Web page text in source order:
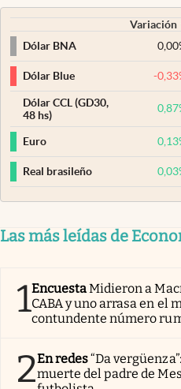
Variación
Dólar BNA
0,00
Dólar Blue -0,33
Dólar CCL (GD30,
48 hs)
0,87
Euro 0,13
Real brasileño 0,03
Las más leídas de
1EncuestaMidieron a
CABA y uno arrasa en el
contundente número
2En redes“Da
muerte del padre de